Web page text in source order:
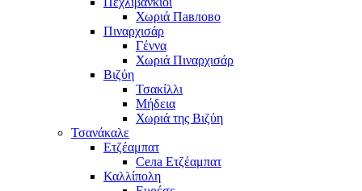
Χωριά Павлово
Πιναρχισάρ
Γέννα
Χωριά Πιναρχισάρ
Βιζύη
Τσακίλλι
Μήδεια
Χωριά της Βιζύη
Τσανάκαλε
Ετζέαμπατ
Села Ετζέαμπατ
Καλλίπολη